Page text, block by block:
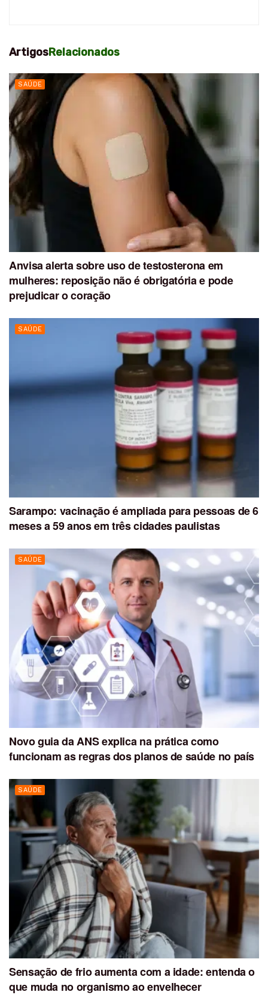
ArtigosRelacionados
SAÚDE
Anvisa alerta sobre uso de testosterona em
mulheres: reposição não é obrigatória e pode
prejudicar o coração
SAÚDE
Sarampo: vacinação é ampliada para pessoas de 6
meses a 59 anos em três cidades paulistas
SAÚDE
Novo guia da ANS explica na prática como
funcionam as regras dos planos de saúde no país
SAÚDE
Sensação de frio aumenta com a idade: entenda o
que muda no organismo ao envelhecer